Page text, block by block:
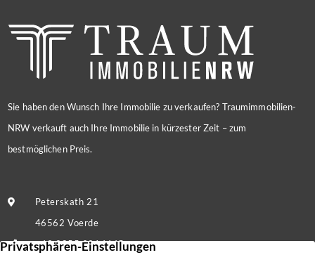
Sie haben den Wunsch Ihre Immobilie zu verkaufen? Traumimmobilien-
NRW verkauft auch Ihre Immobilie in kürzester Zeit – zum
bestmöglichen Preis.
Peterskath 21
46562 Voerde
+49 2855 9214445